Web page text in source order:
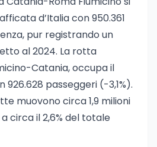
d’Italia con 950.361
pur registrando un
al 2024. La rotta
Catania, occupa il
passeggeri (-3,1%).
muovono circa 1,9 milioni
circa il 2,6% del totale